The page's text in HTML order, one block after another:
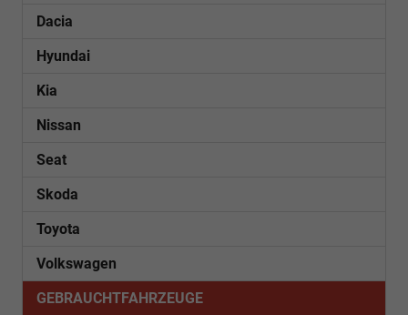
Dacia
Hyundai
Kia
Nissan
Seat
Skoda
Toyota
Volkswagen
GEBRAUCHTFAHRZEUGE